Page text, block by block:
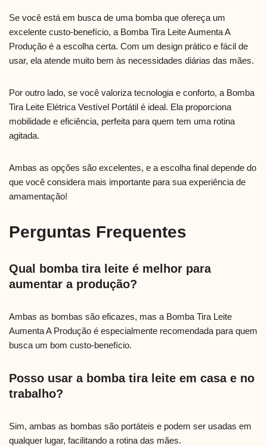
Se você está em busca de uma bomba que ofereça um
excelente custo-benefício, a Bomba Tira Leite Aumenta A
Produção é a escolha certa. Com um design prático e fácil de
usar, ela atende muito bem às necessidades diárias das mães.
Por outro lado, se você valoriza tecnologia e conforto, a Bomba
Tira Leite Elétrica Vestível Portátil é ideal. Ela proporciona
mobilidade e eficiência, perfeita para quem tem uma rotina
agitada.
Ambas as opções são excelentes, e a escolha final depende do
que você considera mais importante para sua experiência de
amamentação!
Perguntas Frequentes
Qual bomba tira leite é melhor para
aumentar a produção?
Ambas as bombas são eficazes, mas a Bomba Tira Leite
Aumenta A Produção é especialmente recomendada para quem
busca um bom custo-benefício.
Posso usar a bomba tira leite em casa e no
trabalho?
Sim, ambas as bombas são portáteis e podem ser usadas em
qualquer lugar, facilitando a rotina das mães.